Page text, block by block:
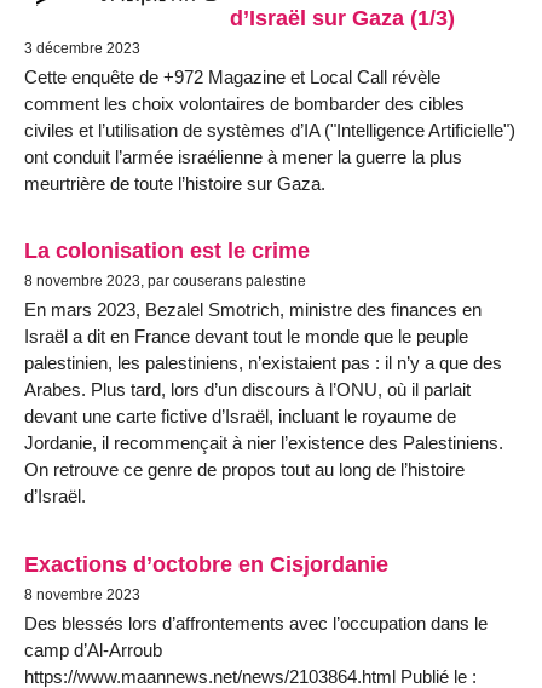
d’Israël sur Gaza (1/3)
3 décembre 2023
Cette enquête de +972 Magazine et Local Call révèle
comment les choix volontaires de bombarder des cibles
civiles et l’utilisation de systèmes d’IA ("Intelligence Artificielle")
ont conduit l’armée israélienne à mener la guerre la plus
meurtrière de toute l’histoire sur Gaza.
La colonisation est le crime
8 novembre 2023, par couserans palestine
En mars 2023, Bezalel Smotrich, ministre des finances en
Israël a dit en France devant tout le monde que le peuple
palestinien, les palestiniens, n’existaient pas : il n’y a que des
Arabes. Plus tard, lors d’un discours à l’ONU, où il parlait
devant une carte fictive d’Israël, incluant le royaume de
Jordanie, il recommençait à nier l’existence des Palestiniens.
On retrouve ce genre de propos tout au long de l’histoire
d’Israël.
Exactions d’octobre en Cisjordanie
8 novembre 2023
Des blessés lors d’affrontements avec l’occupation dans le
camp d’Al-Arroub
https://www.maannews.net/news/2103864.html Publié le :